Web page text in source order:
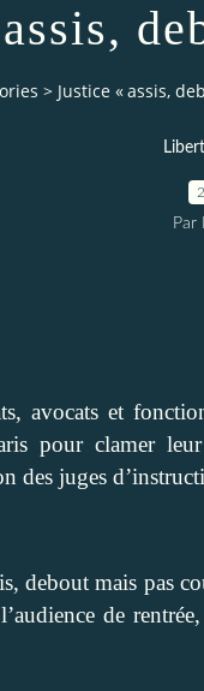
> Justice « assis,
Par
avocats et
pour clamer
des juges
debout mais pas
de